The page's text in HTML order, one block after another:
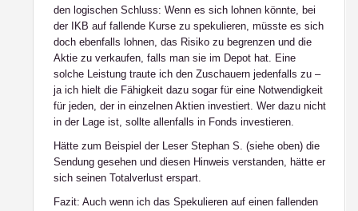
den logischen Schluss: Wenn es sich lohnen könnte, bei
der IKB auf fallende Kurse zu spekulieren, müsste es sich
doch ebenfalls lohnen, das Risiko zu begrenzen und die
Aktie zu verkaufen, falls man sie im Depot hat. Eine
solche Leistung traute ich den Zuschauern jedenfalls zu –
ja ich hielt die Fähigkeit dazu sogar für eine Notwendigkeit
für jeden, der in einzelnen Aktien investiert. Wer dazu nicht
in der Lage ist, sollte allenfalls in Fonds investieren.
Hätte zum Beispiel der Leser Stephan S. (siehe oben) die
Sendung gesehen und diesen Hinweis verstanden, hätte er
sich seinen Totalverlust erspart.
Fazit: Auch wenn ich das Spekulieren auf einen fallenden